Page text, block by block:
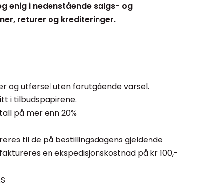
enig i nedenstående salgs- og
returer og krediteringer.
og utførsel uten forutgående varsel.
i tilbudspapirene.
på mer enn 20%
til de på bestillingsdagens gjeldende
en ekspedisjonskostnad på kr 100,-